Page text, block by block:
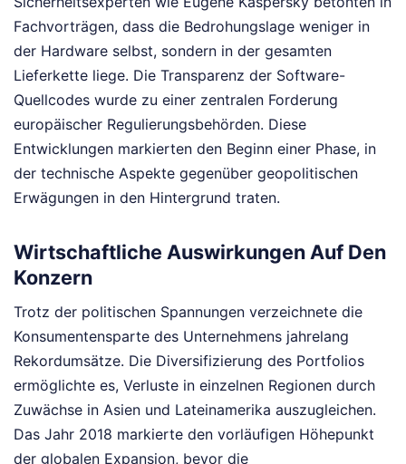
Fachvorträgen, dass die Bedrohungslage weniger in
der Hardware selbst, sondern in der gesamten
Lieferkette liege. Die Transparenz der Software-
Quellcodes wurde zu einer zentralen Forderung
europäischer Regulierungsbehörden. Diese
Entwicklungen markierten den Beginn einer Phase, in
der technische Aspekte gegenüber geopolitischen
Erwägungen in den Hintergrund traten.
Wirtschaftliche Auswirkungen Auf Den
Konzern
Trotz der politischen Spannungen verzeichnete die
Konsumentensparte des Unternehmens jahrelang
Rekordumsätze. Die Diversifizierung des Portfolios
ermöglichte es, Verluste in einzelnen Regionen durch
Zuwächse in Asien und Lateinamerika auszugleichen.
Das Jahr 2018 markierte den vorläufigen Höhepunkt
der globalen Expansion, bevor die